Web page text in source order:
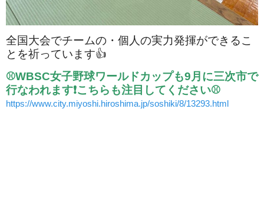
全国大会でチームの・個人の実力発揮ができるこ
とを祈っています👍
⚾WBSC女子野球ワールドカップも9月に三次市で
行なわれます❗こちらも注目してください⚾
https://www.city.miyoshi.hiroshima.jp/soshiki/8/13293.html